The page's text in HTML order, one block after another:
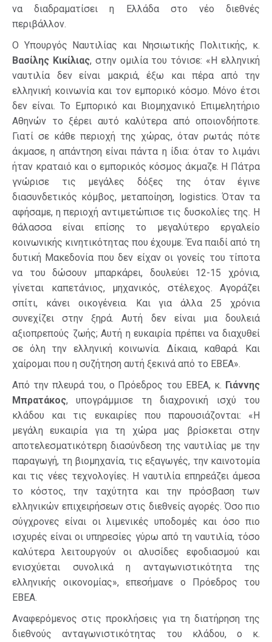
να διαδραματίσει η Ελλάδα στο νέο διεθνές
περιβάλλον.
Ο Υπουργός Ναυτιλίας και Νησιωτικής Πολιτικής, κ.
Βασίλης Κικίλιας, στην ομιλία του τόνισε: «Η ελληνική
ναυτιλία δεν είναι μακριά, έξω και πέρα από την
ελληνική κοινωνία και τον εμπορικό κόσμο. Μόνο έτσι
δεν είναι. Το Εμπορικό και Βιομηχανικό Επιμελητήριο
Αθηνών το ξέρει αυτό καλύτερα από οποιονδήποτε.
Γιατί σε κάθε περιοχή της χώρας, όταν ρωτάς πότε
άκμασε, η απάντηση είναι πάντα η ίδια: όταν το λιμάνι
ήταν κραταιό και ο εμπορικός κόσμος άκμαζε. Η Πάτρα
γνώρισε τις μεγάλες δόξες της όταν έγινε
διασυνδετικός κόμβος, μεταποίηση, logistics. Όταν τα
αφήσαμε, η περιοχή αντιμετώπισε τις δυσκολίες της. Η
θάλασσα είναι επίσης το μεγαλύτερο εργαλείο
κοινωνικής κινητικότητας που έχουμε. Ένα παιδί από τη
δυτική Μακεδονία που δεν είχαν οι γονείς του τίποτα
να του δώσουν μπαρκάρει, δουλεύει 12-15 χρόνια,
γίνεται καπετάνιος, μηχανικός, στέλεχος. Αγοράζει
σπίτι, κάνει οικογένεια. Και για άλλα 25 χρόνια
συνεχίζει στην ξηρά. Αυτή δεν είναι μια δουλειά
αξιοπρεπούς ζωής; Αυτή η ευκαιρία πρέπει να διαχυθεί
σε όλη την ελληνική κοινωνία. Δίκαια, καθαρά. Και
χαίρομαι που η συζήτηση αυτή ξεκινά από το ΕΒΕΑ».
Από την πλευρά του, ο Πρόεδρος του ΕΒΕΑ, κ. Γιάννης
Μπρατάκος, υπογράμμισε τη διαχρονική ισχύ του
κλάδου και τις ευκαιρίες που παρουσιάζονται: «Η
μεγάλη ευκαιρία για τη χώρα μας βρίσκεται στην
αποτελεσματικότερη διασύνδεση της ναυτιλίας με την
παραγωγή, τη βιομηχανία, τις εξαγωγές, την καινοτομία
και τις νέες τεχνολογίες. Η ναυτιλία επηρεάζει άμεσα
το κόστος, την ταχύτητα και την πρόσβαση των
ελληνικών επιχειρήσεων στις διεθνείς αγορές. Όσο πιο
σύγχρονες είναι οι λιμενικές υποδομές και όσο πιο
ισχυρές είναι οι υπηρεσίες γύρω από τη ναυτιλία, τόσο
καλύτερα λειτουργούν οι αλυσίδες εφοδιασμού και
ενισχύεται συνολικά η ανταγωνιστικότητα της
ελληνικής οικονομίας», επεσήμανε ο Πρόεδρος του
ΕΒΕΑ.
Αναφερόμενος στις προκλήσεις για τη διατήρηση της
διεθνούς ανταγωνιστικότητας του κλάδου, ο κ.